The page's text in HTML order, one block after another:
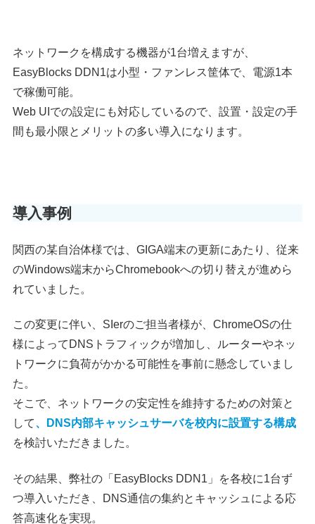
ネットワークを構成する機器が1台増えますが、
EasyBlocks DDN1は小型・ファンレス筐体で、電源1本
で稼働可能。
Web UIでの設定にも対応しているので、設置・設定の手
間も最小限とメリットの多い導入になります。
導入事例
関西の某自治体様では、GIGA端末の更新にあたり、従来
のWindows端末からChromebookへの切り替えが進めら
れていました。
この変更に伴い、SIerのご担当者様が、ChromeOSの仕
様によってDNSトラフィックが増加し、ルーターやネッ
トワークに負荷がかかる可能性を事前に懸念していまし
た。
そこで、ネットワークの安定性を維持するための対策と
して、DNS内部キャッシュサーバを校内に設置する構成
を検討いただきました。
その結果、弊社の「EasyBlocks DDN1」を各校に1台ず
つ導入いただき、DNS通信の集約とキャッシュによる応
答高速化を実現。